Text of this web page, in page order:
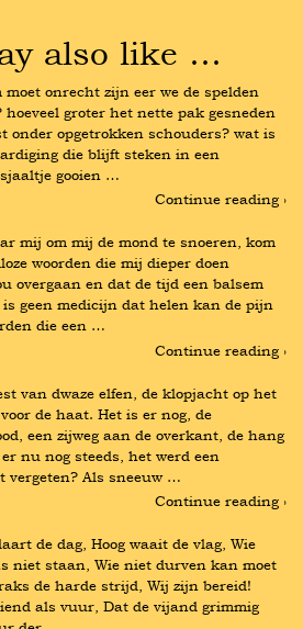
also like …
onrecht zijn eer we de spelden
groter het nette pak gesneden
onder opgetrokken schouders? wat is
die blijft steken in een
gooien …
Continue reading ›
mij om mij de mond te snoeren, kom
woorden die mij dieper doen
overgaan en dat de tijd een balsem
geen medicijn dat helen kan de pijn
die een …
Continue reading ›
van dwaze elfen, de klopjacht op het
de haat. Het is er nog, de
een zijweg aan de overkant, de hang
nu nog steeds, het werd een
vergeten? Als sneeuw …
Continue reading ›
de dag, Hoog waait de vlag, Wie
niet staan, Wie niet durven kan moet
de harde strijd, Wij zijn bereid!
als vuur, Dat de vijand grimmig